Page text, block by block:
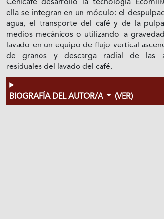
Cenicafé desarrolló la tecnología
ella se integran en un módulo: el
agua, el transporte del café y de la
medios mecánicos o utilizando la
lavado en un equipo de flujo vertical
de granos y descarga radial de las
residuales del lavado del café.
BIOGRAFÍA DEL AUTOR/A (VER)